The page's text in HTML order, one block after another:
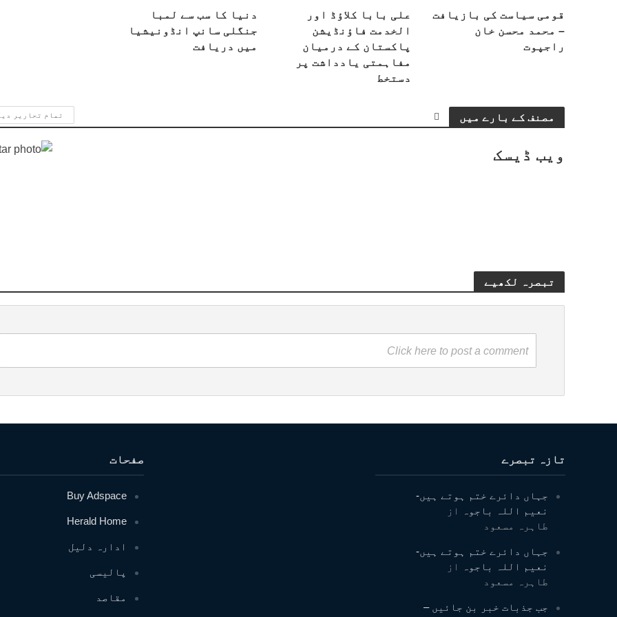
قومی سیاست کی بازیافت
– محمد محسن خان
راجپوت
علی بابا کلاؤڈ اور
الخدمت فاؤنڈیشن
پاکستان کے درمیان
مفاہمتی یادداشت پر
دستخط
دنیا کا سب سے لمبا
جنگلی سانپ انڈونیشیا
میں دریافت
مصنف کے بارے میں تمام تحاریر
ویب ڈیسک
تبصرہ لکھیے
Click here to post a comment
صفحات
Buy Adspace
Herald Home
ادارہ دلیل
پالیسی
مقاصد
تازہ تبصرے
جہاں دائرے ختم ہوتے ہیں-
نعیم اللہ باجوہ
از
طاہرہ مسعود
جہاں دائرے ختم ہوتے ہیں-
نعیم اللہ باجوہ
از
طاہرہ مسعود
جب جذبات خبر بن جائیں –